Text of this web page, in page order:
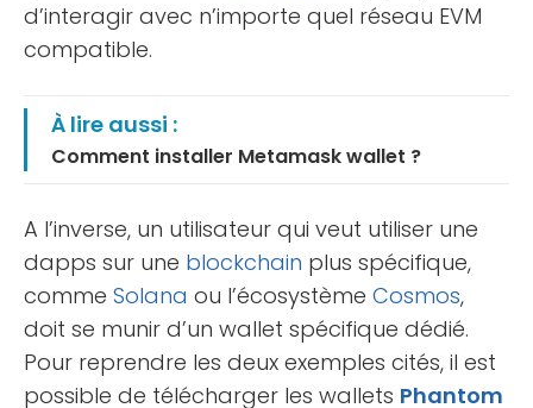
d’interagir avec n’importe quel réseau EVM
compatible.
À lire aussi :
Comment installer Metamask wallet ?
A l’inverse, un utilisateur qui veut utiliser une
dapps sur une blockchain plus spécifique,
comme Solana ou l’écosystème Cosmos,
doit se munir d’un wallet spécifique dédié.
Pour reprendre les deux exemples cités, il est
possible de télécharger les wallets Phantom